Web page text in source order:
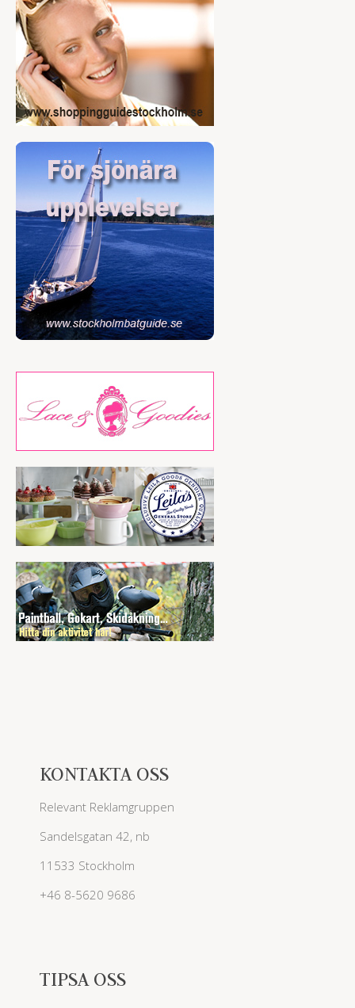
KONTAKTA OSS
Relevant Reklamgruppen
Sandelsgatan 42, nb
11533 Stockholm
+46 8-5620 9686
TIPSA OSS